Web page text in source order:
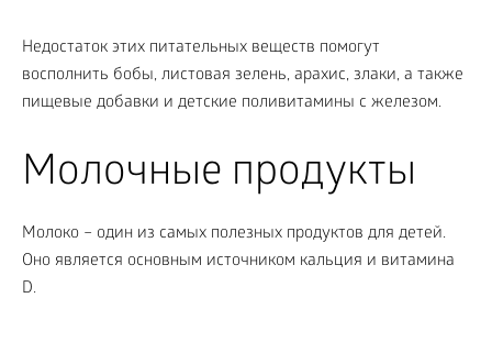
Недостаток этих питательных веществ помогут
восполнить бобы, листовая зелень, арахис, злаки, а также
пищевые добавки и детские поливитамины с железом.
Молочные продукты
Молоко – один из самых полезных продуктов для детей.
Оно является основным источником кальция и витамина
D.